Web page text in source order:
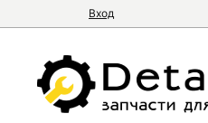
Вход